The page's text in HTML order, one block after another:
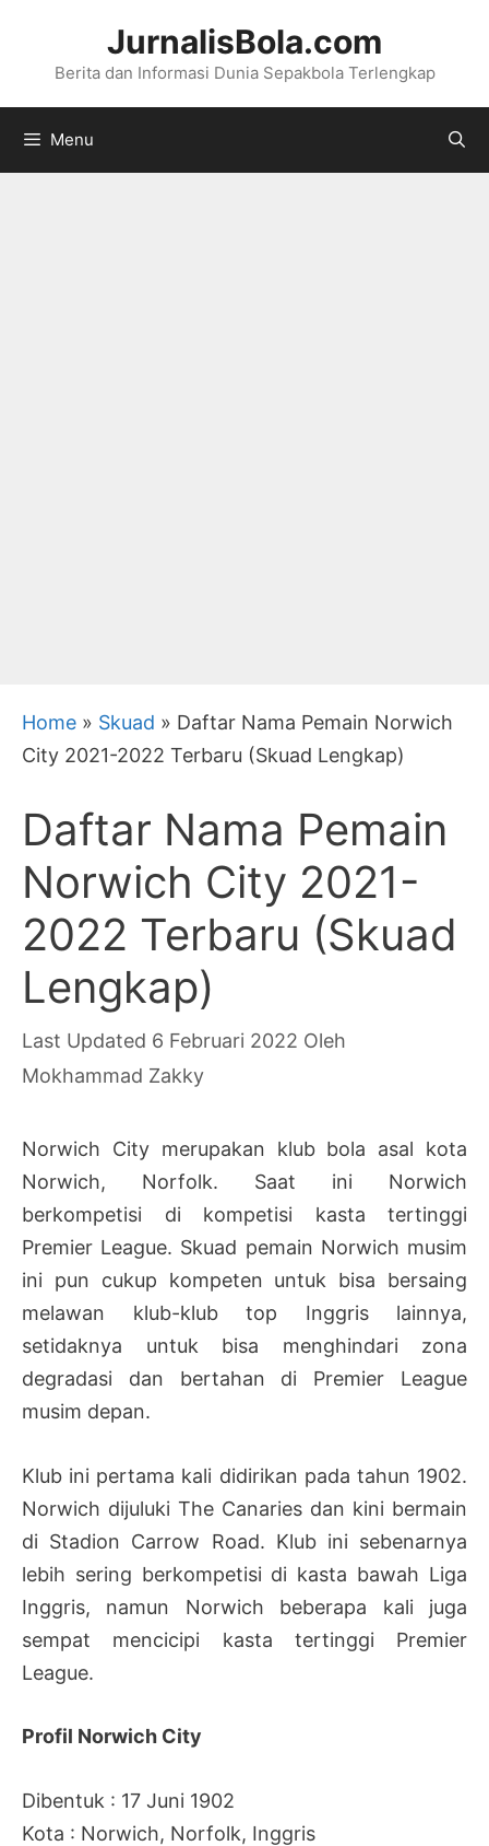
JurnalisBola.com
Berita dan Informasi Dunia Sepakbola Terlengkap
Menu
Home » Skuad » Daftar Nama Pemain Norwich
City 2021-2022 Terbaru (Skuad Lengkap)
Daftar Nama Pemain
Norwich City 2021-
2022 Terbaru (Skuad
Lengkap)
6 Februari 2022 Oleh
Mokhammad Zakky
Norwich City merupakan klub bola asal kota
Norwich, Norfolk. Saat ini Norwich
berkompetisi di kompetisi kasta tertinggi
Premier League. Skuad pemain Norwich musim
ini pun cukup kompeten untuk bisa bersaing
melawan klub-klub top Inggris lainnya,
setidaknya untuk bisa menghindari zona
degradasi dan bertahan di Premier League
musim depan.
Klub ini pertama kali didirikan pada tahun 1902.
Norwich dijuluki The Canaries dan kini bermain
di Stadion Carrow Road. Klub ini sebenarnya
lebih sering berkompetisi di kasta bawah Liga
Inggris, namun Norwich beberapa kali juga
sempat mencicipi kasta tertinggi Premier
League.
Profil Norwich City
Dibentuk : 17 Juni 1902
Kota : Norwich, Norfolk, Inggris